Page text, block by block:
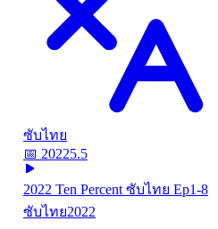
ซับไทย
📅 20225.5
2022 Ten Percent ซับไทย Ep1-8
ซับไทย2022